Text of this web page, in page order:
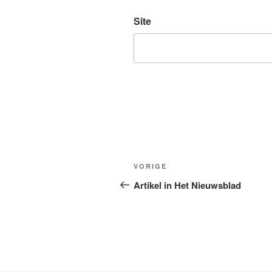
Site
Berichtnavigatie
Vorig
bericht
VORIGE
Artikel in Het Nieuwsblad